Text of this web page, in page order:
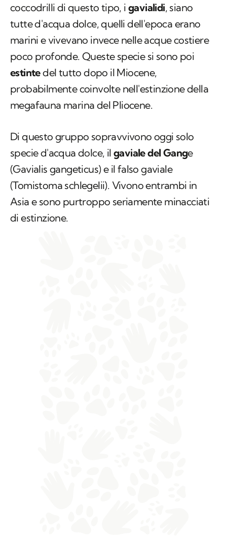
coccodrilli di questo tipo, i gavialidi, siano
tutte d'acqua dolce, quelli dell'epoca erano
marini e vivevano invece nelle acque costiere
poco profonde. Queste specie si sono poi
estintedel tutto dopo il Miocene,
probabilmente coinvolte nell'estinzione della
megafauna marina del Pliocene.
Di questo gruppo sopravvivono oggi solo
specie d'acqua dolce, il gaviale del Gange
(Gavialis gangeticus) e il falso gaviale
(Tomistoma schlegelii). Vivono entrambi in
Asia e sono purtroppo seriamente minacciati
di estinzione.